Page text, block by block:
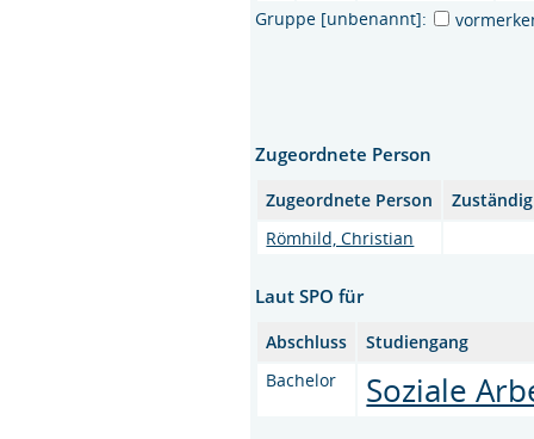
Gruppe [unbenannt]:
Zugeordnete Person
Zugeordnete Person
Römhild, Christian
Laut SPO für
Abschluss
Studiengang
Bachelor
Soziale